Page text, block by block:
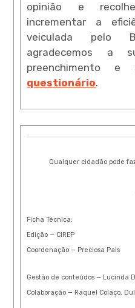
opinião e
incrementar a
veiculada pelo
agradecemos a
preenchimento e
questionário.
Qualquer cidadão pode
Ficha Técnica:
Edição — CIREP
Coordenação — Preciosa Pais
Gestão de conteúdos — Lucinda
Colaboração — Raquel Colaço,